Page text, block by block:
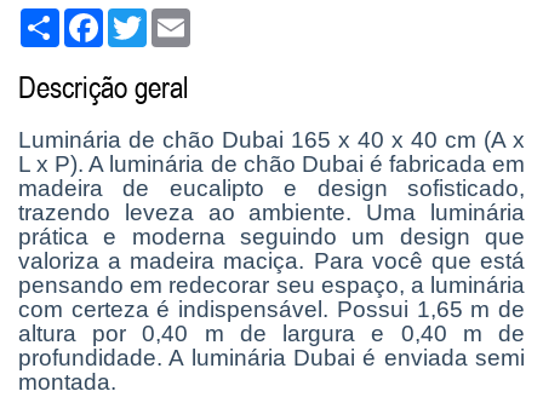
Share FacebookTwitter
Descrição geral
Luminária de chão Dubai 165 x 40 x 40 cm (A x
L x P). A luminária de chão Dubai é fabricada em
madeira de eucalipto e design sofisticado,
trazendo leveza ao ambiente. Uma luminária
prática e moderna seguindo um design que
valoriza a madeira maciça. Para você que está
pensando em redecorar seu espaço, a luminária
com certeza é indispensável. Possui 1,65 m de
altura por 0,40 m de largura e 0,40 m de
profundidade. A luminária Dubai é enviada semi
montada.